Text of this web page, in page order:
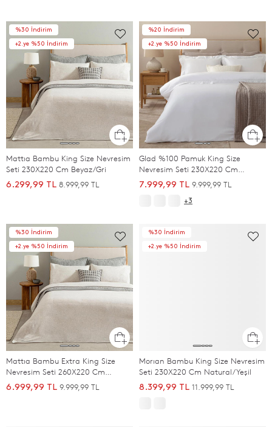
%30 İndirim
+2.ye %50 İndirim
Mattıa Bambu King Size Nevresim
Seti 230X220 Cm Beyaz/Gri
6.299,99 TL 8.999,99 TL
%20 İndirim
+2.ye %50 İndirim
Glad %100 Pamuk King Size
Nevresim Seti 230X220 Cm
BEYAZ/SOGUK GRI
7.999,99 TL 9.999,99 TL
+3
%30 İndirim
+2.ye %50 İndirim
Mattıa Bambu Extra King Size
Nevresim Seti 260X220 Cm
Beyaz/Gri
6.999,99 TL 9.999,99 TL
%30 İndirim
+2.ye %50 İndirim
Morıan Bambu King Size Nevresim
Seti 230X220 Cm Natural/Yeşil
8.399,99 TL 11.999,99 TL